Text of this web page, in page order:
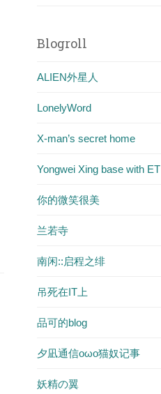
Blogroll
ALIEN外星人
LonelyWord
X-man’s secret home
Yongwei Xing base with ET
你的微笑很美
兰若寺
南闲::启程之绯
吊死在IT上
品可的blog
夕凪通信oωo猫奴记事
妖精の翼